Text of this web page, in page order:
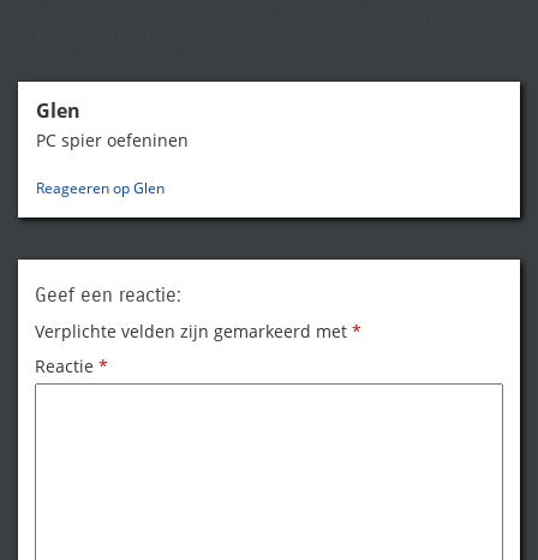
Glen
PC spier oefeninen
Reageeren op Glen
Geef een reactie:
Verplichte velden zijn gemarkeerd met *
Reactie *